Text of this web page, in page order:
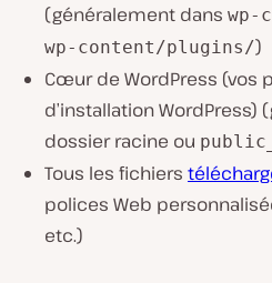
(généralement dans wp-
wp-content/plugins/)
Cœur de WordPress (vos
d’installation
dossier racine ou
Tous les fichiers
polices Web
etc.)